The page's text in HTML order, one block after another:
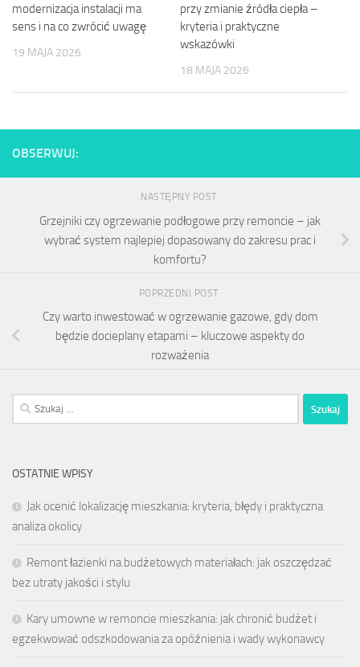
modernizacja instalacji ma
sens i na co zwrócić uwagę
19 MAJA 2026
przy zmianie źródła ciepła –
kryteria i praktyczne
wskazówki
18 MAJA 2026
OBSERWUJ:
NASTĘPNY POST
Grzejniki czy ogrzewanie podłogowe przy remoncie – jak
wybrać system najlepiej dopasowany do zakresu prac i
komfortu?
POPRZEDNI POST
Czy warto inwestować w ogrzewanie gazowe, gdy dom
będzie docieplany etapami – kluczowe aspekty do
rozważenia
Szukaj:
OSTATNIE WPISY
Jak ocenić lokalizację mieszkania: kryteria, błędy i praktyczna
analiza okolicy
Remont łazienki na budżetowych materiałach: jak oszczędzać
bez utraty jakości i stylu
Kary umowne w remoncie mieszkania: jak chronić budżet i
egzekwować odszkodowania za opóźnienia i wady wykonawcy